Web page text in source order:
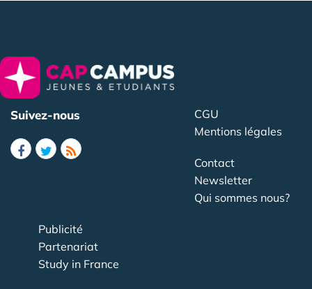
Suivez-nous
CGU
Mentions légales
Contact
Newsletter
Qui sommes nous?
Publicité
Partenariat
Study in France